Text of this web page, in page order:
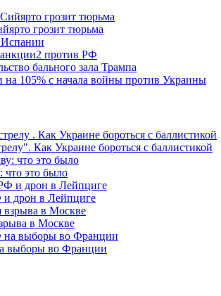
грозит тюрьма
Испании
против РФ
бального зала Трампа
на 105% с начала войны против Украины
Как Украине бороться с баллистикой
что это было
дрон в Лейпциге
в Москве
выборы во Франции